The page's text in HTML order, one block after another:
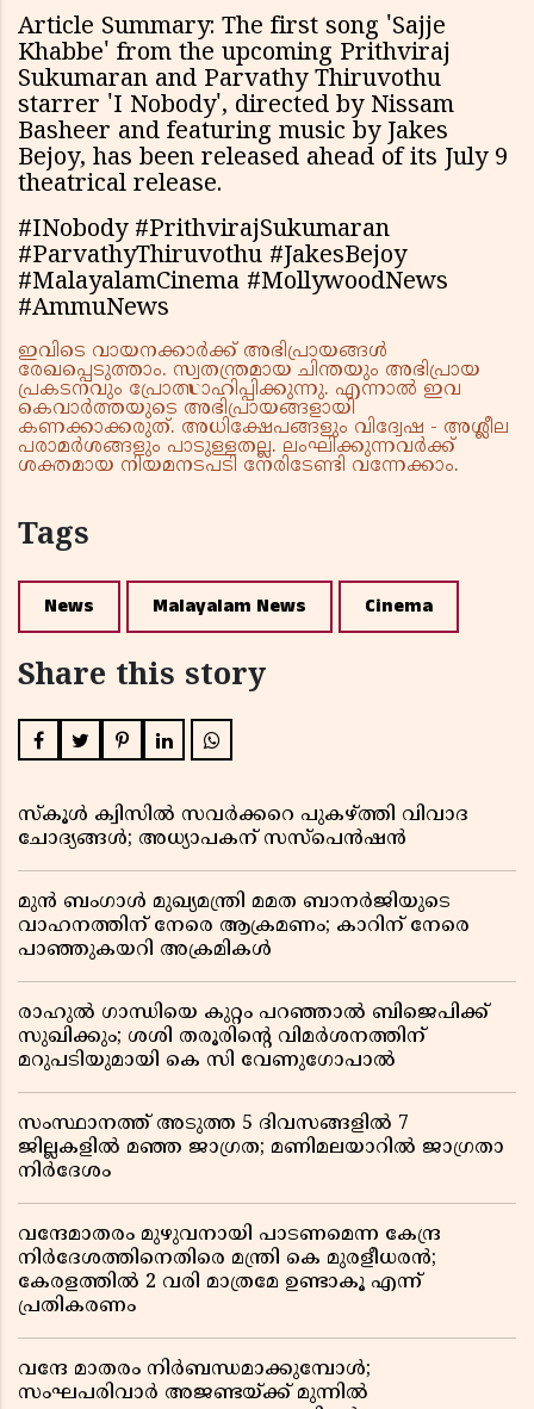
Article Summary: The first song 'Sajje
Khabbe' from the upcoming Prithviraj
Sukumaran and Parvathy Thiruvothu
starrer 'I Nobody', directed by Nissam
Basheer and featuring music by Jakes
Bejoy, has been released ahead of its July 9
theatrical release.
#INobody #PrithvirajSukumaran
#ParvathyThiruvothu #JakesBejoy
#MalayalamCinema #MollywoodNews
#AmmuNews
ഇവിടെ വായനക്കാർക്ക് അഭിപ്രായങ്ങൾ
രേഖപ്പെടുത്താം. സ്വതന്ത്രമായ ചിന്തയും അഭിപ്രായ
പ്രകടനവും പ്രോത്സാഹിപ്പിക്കുന്നു. എന്നാൽ ഇവ
കെവാർത്തയുടെ അഭിപ്രായങ്ങളായി
കണക്കാക്കരുത്. അധിക്ഷേപങ്ങളും വിദ്വേഷ - അശ്ലീല
പരാമർശങ്ങളും പാടുള്ളതല്ല. ലംഘിക്കുന്നവർക്ക്
ശക്തമായ നിയമനടപടി നേരിടേണ്ടി വന്നേക്കാം.
Tags
News Malayalam News Cinema
Share this story
സ്കൂൾ ക്വിസിൽ സവർക്കറെ പുകഴ്ത്തി വിവാദ
ചോദ്യങ്ങൾ; അധ്യാപകന് സസ്പെൻഷൻ
മുൻ ബംഗാൾ മുഖ്യമന്ത്രി മമത ബാനർജിയുടെ
വാഹനത്തിന് നേരെ ആക്രമണം; കാറിന് നേരെ
പാഞ്ഞുകയറി അക്രമികൾ
രാഹുൽ ഗാന്ധിയെ കുറ്റം പറഞ്ഞാൽ ബിജെപിക്ക്
സുഖിക്കും; ശശി തരൂരിന്റെ വിമർശനത്തിന്
മറുപടിയുമായി കെ സി വേണുഗോപാൽ
സംസ്ഥാനത്ത് അടുത്ത 5 ദിവസങ്ങളിൽ 7
ജില്ലകളിൽ മഞ്ഞ ജാഗ്രത; മണിമലയാറിൽ ജാഗ്രതാ
നിർദേശം
വന്ദേമാതരം മുഴുവനായി പാടണമെന്ന കേന്ദ്ര
നിർദേശത്തിനെതിരെ മന്ത്രി കെ മുരളീധരൻ;
കേരളത്തിൽ 2 വരി മാത്രമേ ഉണ്ടാകൂ എന്ന്
പ്രതികരണം
വന്ദേ മാതരം നിർബന്ധമാക്കുമ്പോൾ;
സംഘപരിവാർ അജണ്ടയ്ക്ക് മുന്നിൽ